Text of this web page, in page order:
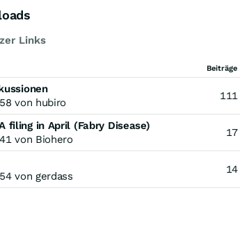
Links
Beiträge
von hubiro
111
filing in April (Fabry Disease)
von Biohero
17
von gerdass
14